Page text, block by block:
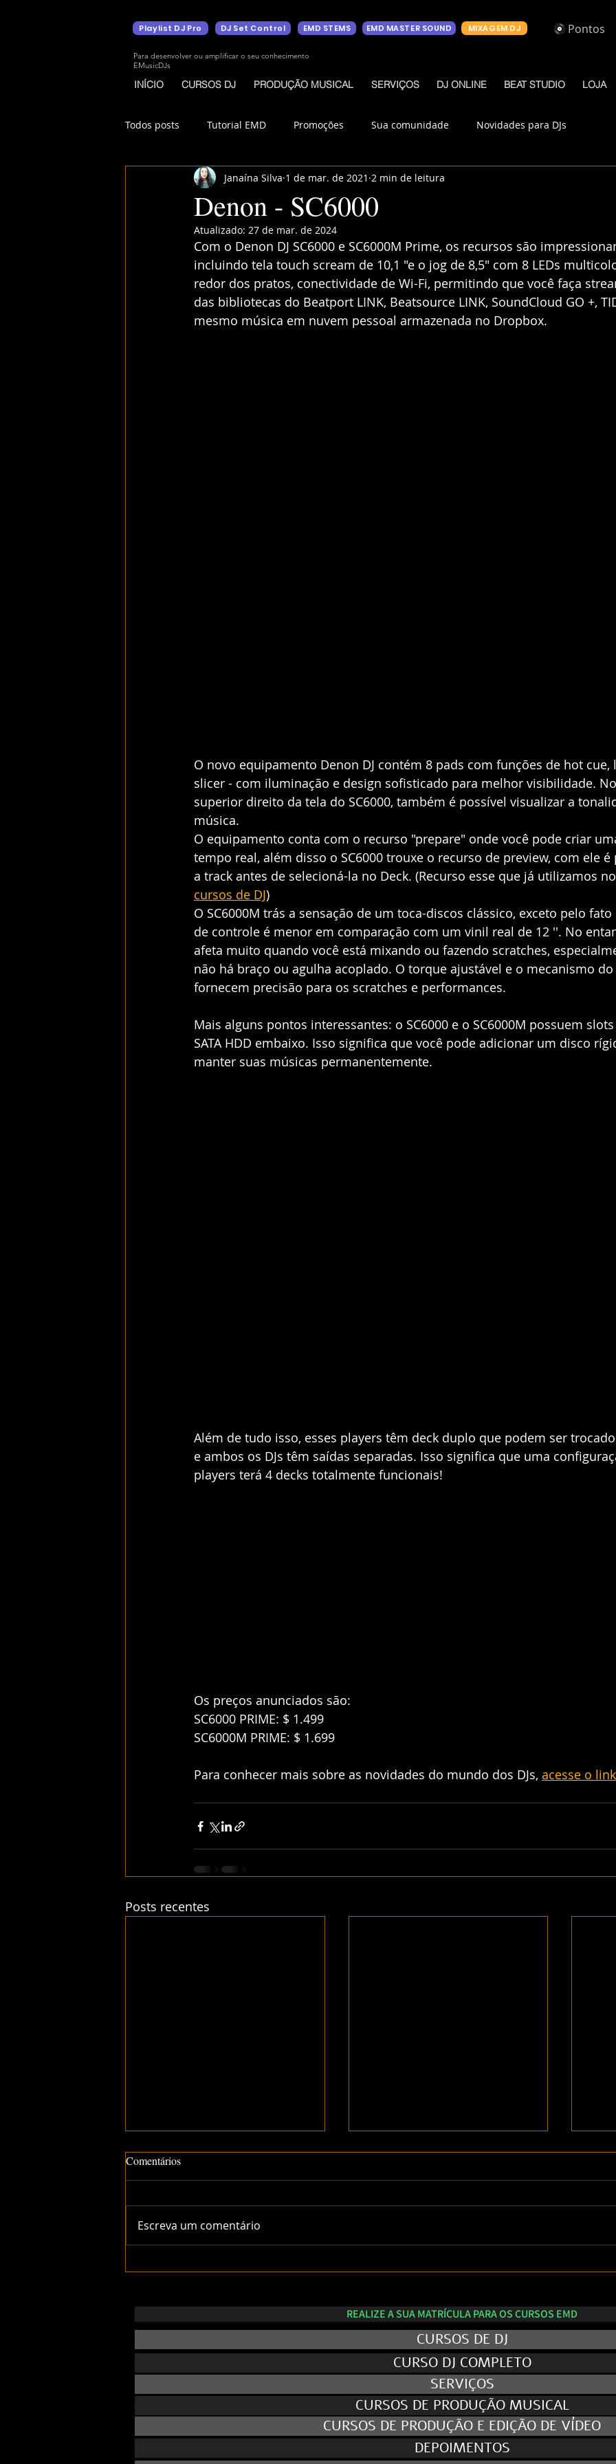
Playlist DJ Pro DJ Set Control EMD STEMS EMD MASTER SOUND MIXAGEM DJ Pontos
Para desenvolver ou amplificar o seu conhecimento
EMusicDJs
INÍCIO CURSOS DJ PRODUÇÃO MUSICAL SERVIÇOS DJ ONLINE BEAT STUDIO LOJA
Todos posts Tutorial EMD Promoções Sua comunidade Novidades para DJs
Denon - SC6000
Janaína Silva 1 de mar. de 2021 2 min de leitura
Atualizado: 27 de mar. de 2024
Com o Denon DJ SC6000 e SC6000M Prime, os recursos são
incluindo tela touch scream de 10,1 "e o jog de 8,5" com 8 LEDs
redor dos pratos, conectividade de Wi-Fi, permitindo que você faça
das bibliotecas do Beatport LINK, Beatsource LINK, SoundCloud GO +,
mesmo música em nuvem pessoal armazenada no Dropbox.
O novo equipamento Denon DJ contém 8 pads com funções de hot
slicer - com iluminação e design sofisticado para melhor visibilidade.
superior direito da tela do SC6000, também é possível visualizar a
música.
O equipamento conta com o recurso "prepare" onde você pode criar
tempo real, além disso o SC6000 trouxe o recurso de preview, com ele
a track antes de selecioná-la no Deck. (Recurso esse que já utilizamos
cursos de DJ)
O SC6000M trás a sensação de um toca-discos clássico, exceto pelo
de controle é menor em comparação com um vinil real de 12 ''. No
afeta muito quando você está mixando ou fazendo scratches,
não há braço ou agulha acoplado. O torque ajustável e o mecanismo
fornecem precisão para os scratches e performances.
Mais alguns pontos interessantes: o SC6000 e o SC6000M possuem
SATA HDD embaixo. Isso significa que você pode adicionar um disco
manter suas músicas permanentemente.
Além de tudo isso, esses players têm deck duplo que podem ser
e ambos os DJs têm saídas separadas. Isso significa que uma
players terá 4 decks totalmente funcionais!
Os preços anunciados são:
SC6000 PRIME: $ 1.499
SC6000M PRIME: $ 1.699
Para conhecer mais sobre as novidades do mundo dos DJs, acesse o link
Posts recentes
Knobs Coloridos para
Skin Personalizada para
Palco
Comentários
Escreva um comentário
REALIZE A SUA MATRÍCULA PARA OS CURSOS EMD
CURSOS DE DJ
CURSO DJ COMPLETO
SERVIÇOS
CURSOS DE PRODUÇÃO MUSICAL
CURSOS DE PRODUÇÃO E EDIÇÃO DE VÍDEO
DEPOIMENTOS